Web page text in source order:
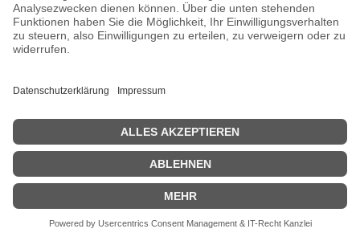
HONEYWELL Wear and Tear -
Serviceerweiterung
Honeywell Wear and Tear - Serviceerweiterung - Arbeitszeit und
Ersatzteile - 3 Jahre - Bring-In - Reparaturzeit: 2 Arbeitstage - Day
One mehrjährig - für StratosH 2321
Zeige Preise inklusiv MwSt. (Brutto)